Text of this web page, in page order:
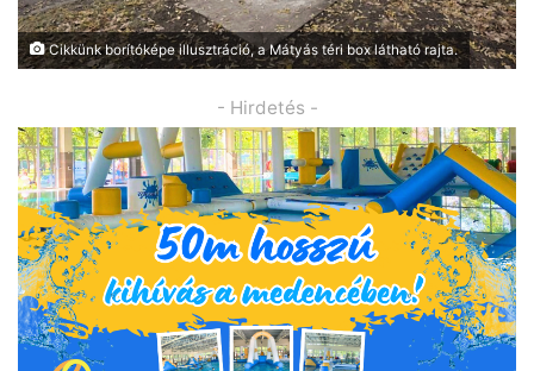
Cikkünk borítóképe illusztráció, a Mátyás téri box látható rajta.
- Hirdetés -